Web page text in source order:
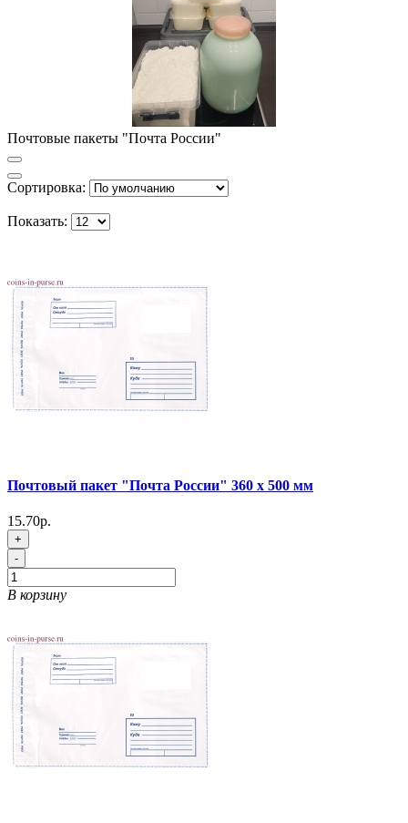
Почтовые пакеты "Почта России"
Сортировка:
Показать:
Почтовый пакет "Почта России" 360 х 500 мм
15.70р.
+
-
В корзину